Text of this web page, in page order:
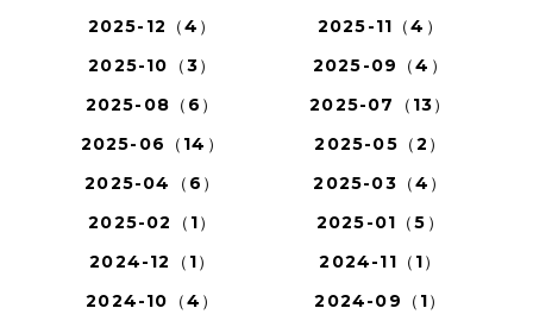
2025-12（4）
2025-11（4）
2025-10（3）
2025-09（4）
2025-08（6）
2025-07（13）
2025-06（14）
2025-05（2）
2025-04（6）
2025-03（4）
2025-02（1）
2025-01（5）
2024-12（1）
2024-11（1）
2024-10（4）
2024-09（1）